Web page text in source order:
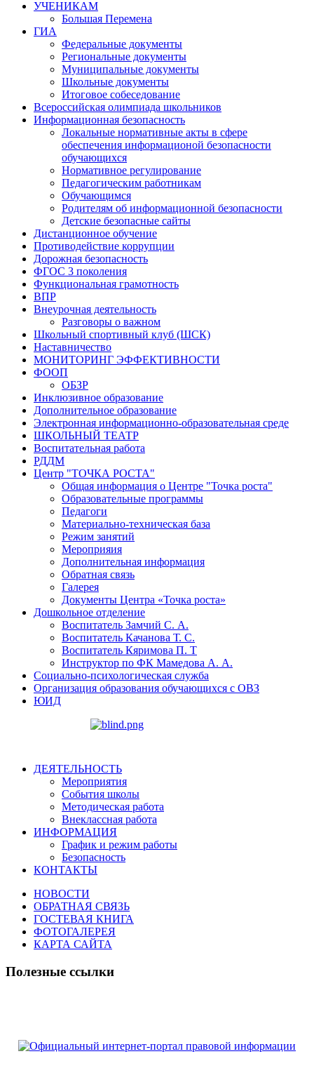
УЧЕНИКАМ
Большая Перемена
ГИА
Федеральные документы
Региональные документы
Муниципальные документы
Школьные документы
Итоговое собеседование
Всероссийская олимпиада школьников
Информационная безопасность
Локальные нормативные акты в сфере
обеспечения информационой безопасности
обучающихся
Нормативное регулирование
Педагогическим работникам
Обучающимся
Родителям об информационной безопасности
Детские безопасные сайты
Дистанционное обучение
Противодействие коррупции
Дорожная безопасность
ФГОС 3 поколения
Функциональная грамотность
ВПР
Внеурочная деятельность
Разговоры о важном
Школьный спортивный клуб (ШСК)
Наставничество
МОНИТОРИНГ ЭФФЕКТИВНОСТИ
ФООП
ОБЗР
Инклюзивное образование
Дополнительное образование
Электронная информационно-образовательная среде
ШКОЛЬНЫЙ ТЕАТР
Воспитательная работа
РДДМ
Центр "ТОЧКА РОСТА"
Общая информация о Центре "Точка роста"
Образовательные программы
Педагоги
Материально-техническая база
Режим занятий
Мероприяия
Дополнительная информация
Обратная связь
Галерея
Документы Центра «Точка роста»
Дошкольное отделение
Воспитатель Замчий С. А.
Воспитатель Качанова Т. С.
Воспитатель Кяримова П. Т
Инструктор по ФК Мамедова А. А.
Социально-психологическая служба
Организация образования обучающихся с ОВЗ
ЮИД
ДЕЯТЕЛЬНОСТЬ
Мероприятия
События школы
Методическая работа
Внеклассная работа
ИНФОРМАЦИЯ
График и режим работы
Безопасность
КОНТАКТЫ
НОВОСТИ
ОБРАТНАЯ СВЯЗЬ
ГОСТЕВАЯ КНИГА
ФОТОГАЛЕРЕЯ
КАРТА САЙТА
Полезные ссылки